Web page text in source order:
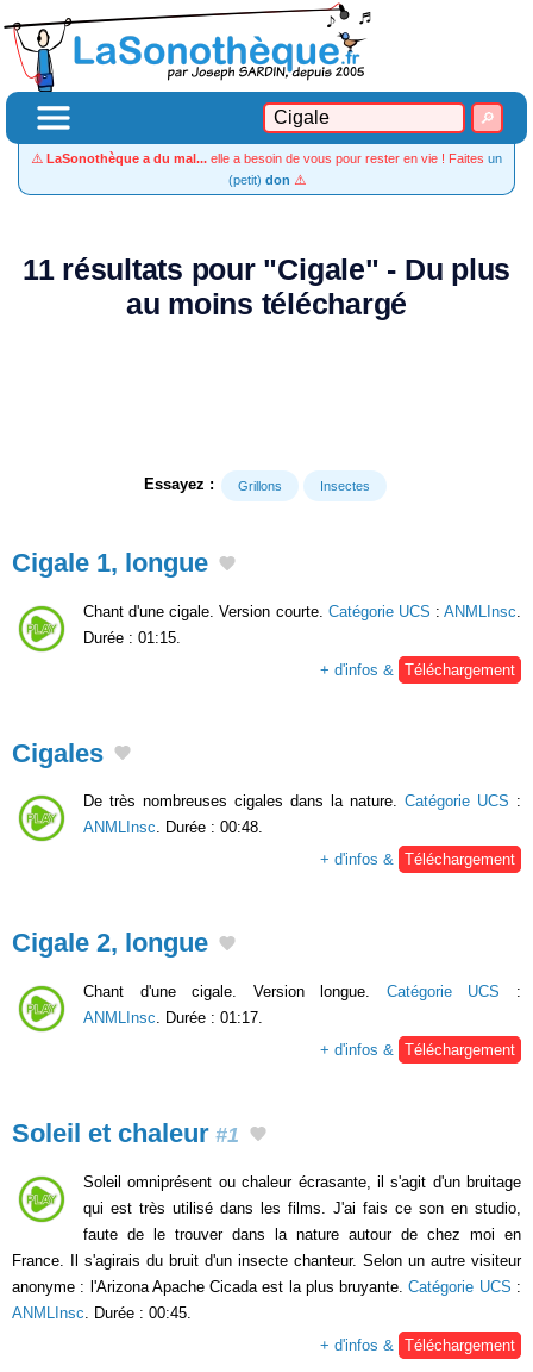
⚠️ LaSonothèque a du mal... elle a besoin de vous pour rester en vie ! Faites un
(petit) don ⚠️
11 résultats pour "Cigale" - Du plus
au moins téléchargé
Essayez : Grillons Insectes
Cigale 1, longue
Chant d'une cigale. Version courte. Catégorie UCS : ANMLInsc
Durée : 01:15.
+ d'infos &
Téléchargement
Cigales
De très nombreuses cigales dans la nature. Catégorie UCS :
ANMLInsc. Durée : 00:48.
+ d'infos & Téléchargement
Cigale 2, longue
Chant d'une cigale. Version longue. Catégorie UCS :
ANMLInsc . Durée : 01:17.
+ d'infos &
Téléchargement
Soleil et chaleur #1
Soleil omniprésent ou chaleur écrasante, il s'agit d'un bruitage
qui est très utilisé dans les films. J'ai fais ce son en studio,
faute de le trouver dans la nature autour de chez moi en
France. Il s'agirais du bruit d'un insecte chanteur. Selon un autre visiteur
anonyme : l'Arizona Apache Cicada est la plus bruyante.Catégorie UCS :
ANMLInsc . Durée : 00:45.
+ d'infos &
Téléchargement